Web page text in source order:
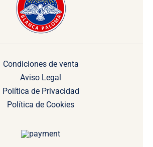
Condiciones de venta
Aviso Legal
Política de Privacidad
Política de Cookies